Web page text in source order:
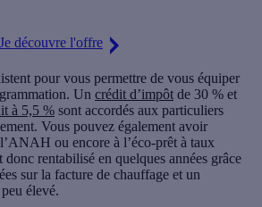
Je découvre l'offre
pour vous permettre de vous équiper
Un crédit d’impôt de 30 % et
à 5,5 % sont accordés aux particuliers
Vous pouvez également avoir
ou encore à l’éco-prêt à taux
rentabilisé en quelques années grâce
sur la facture de chauffage et un
élevé.